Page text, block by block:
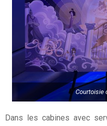
Courtoisie
Dans les cabines avec